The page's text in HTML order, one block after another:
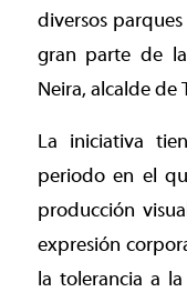
diversos
gran parte de
Neira, alcalde de
La iniciativa
periodo en el
producción
expresión
la tolerancia a